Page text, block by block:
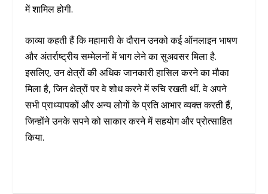
में शामिल होगी.
काव्या कहती हैं कि महामारी के दौरान उनको कई ऑनलाइन भाषण
और अंतर्राष्ट्रीय सम्मेलनों में भाग लेने का सुअवसर मिला है.
इसलिए, उन क्षेत्रों की अधिक जानकारी हासिल करने का मौका
मिला है, जिन क्षेत्रों पर वे शोध करने में रुचि रखती थीं. वे अपने
सभी प्राध्यापकों और अन्य लोगों के प्रति आभार व्यक्त करती हैं,
जिन्होंने उनके सपने को साकार करने में सहयोग और प्रोत्साहित
किया.